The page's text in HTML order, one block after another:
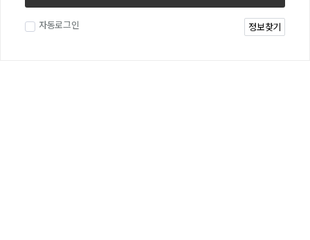
자동로그인 정보찾기